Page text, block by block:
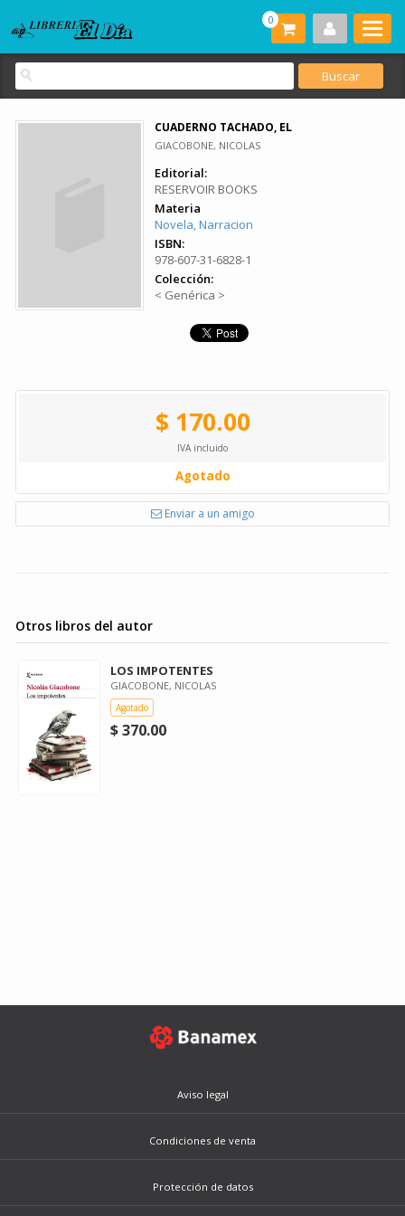
0
CUADERNO TACHADO, EL
GIACOBONE, NICOLAS
Editorial:
RESERVOIR BOOKS
Materia
Novela, Narracion
ISBN:
978-607-31-6828-1
Colección:
< Genérica >
$ 170.00
IVA incluido
Agotado
Enviar a un amigo
Otros libros del autor
LOS IMPOTENTES
GIACOBONE, NICOLAS
Agotado
$ 370.00
Aviso legal
Condiciones de venta
Protección de datos